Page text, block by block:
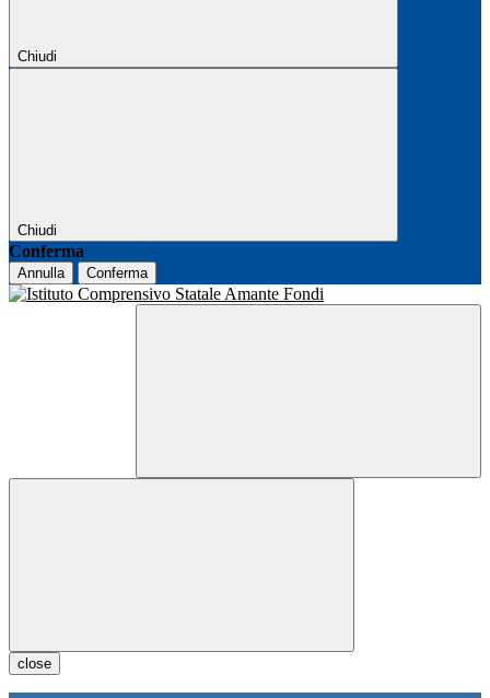
Chiudi
Chiudi
Conferma
Annulla Conferma
close